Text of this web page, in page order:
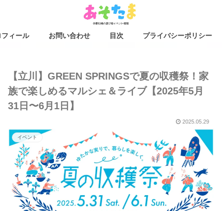
ィール お問い合わせ 目次 プライバシーポリシー
【立川】GREEN SPRINGSで夏の収穫祭！家
族で楽しめるマルシェ＆ライブ【2025年5月
31日〜6月1日】
2025.05.29
イベント